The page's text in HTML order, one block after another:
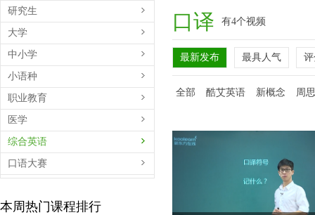
研究生
大学
中小学
小语种
职业教育
医学
综合英语
口语大赛
扫黄打非公益展播
本周热门课程排行
口译 有4个视频
最新发布 最具人气
全部 酷艾英语 新概念 周